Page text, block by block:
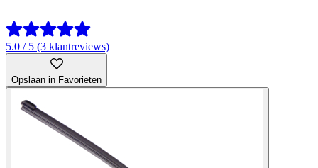
5.0 / 5 (3 klantreviews)
Opslaan in Favorieten